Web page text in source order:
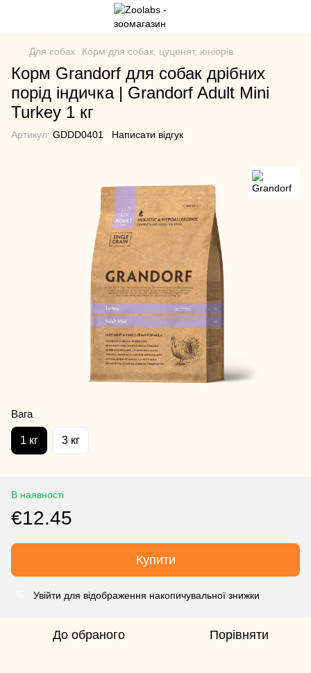
Для собак Корм для собак, цуценят, юніорів
Корм Grandorf для собак дрібних
порід індичка | Grandorf Adult Mini
Turkey 1 кг
Артикул: GDDD0401 Написати відгук
Вага
1 кг 3 кг
В наявності
€12.45
Купити
Увійти для відображення накопичувальної знижки
До обраного Порівняти